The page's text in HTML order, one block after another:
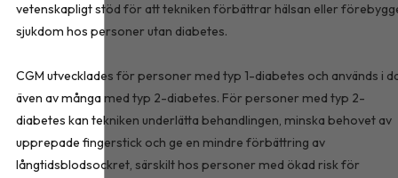
vetenskapligt stöd för att tekniken förbättrar hälsan eller
sjukdom hos personer utan diabetes.
CGM utvecklades för personer med typ 1-diabetes och används i
även av många med typ 2-diabetes. För personer med typ 2-
diabetes kan tekniken underlätta behandlingen, minska behovet av
upprepade fingerstick och ge en mindre förbättring av
långtidsblodsockret, särskilt hos personer med ökad risk för